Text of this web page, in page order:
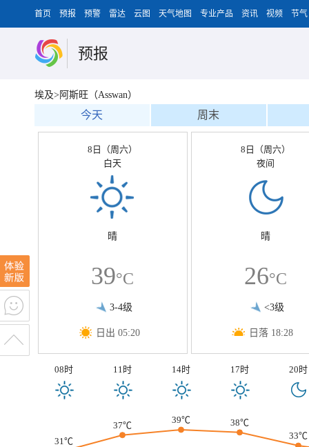
首页 预报 预警 雷达 云图 天气地图 专业产品 资讯 视频 节气
预报
埃及>阿斯旺（Asswan）
今天 周末
8日（周六）
白天
晴
39°C
3-4级
日出 05:20
8日（周六）
夜间
晴
26°C
<3级
日落 18:28
08时 11时 14时 17时 20时
31℃
37℃
39℃
38℃
33℃